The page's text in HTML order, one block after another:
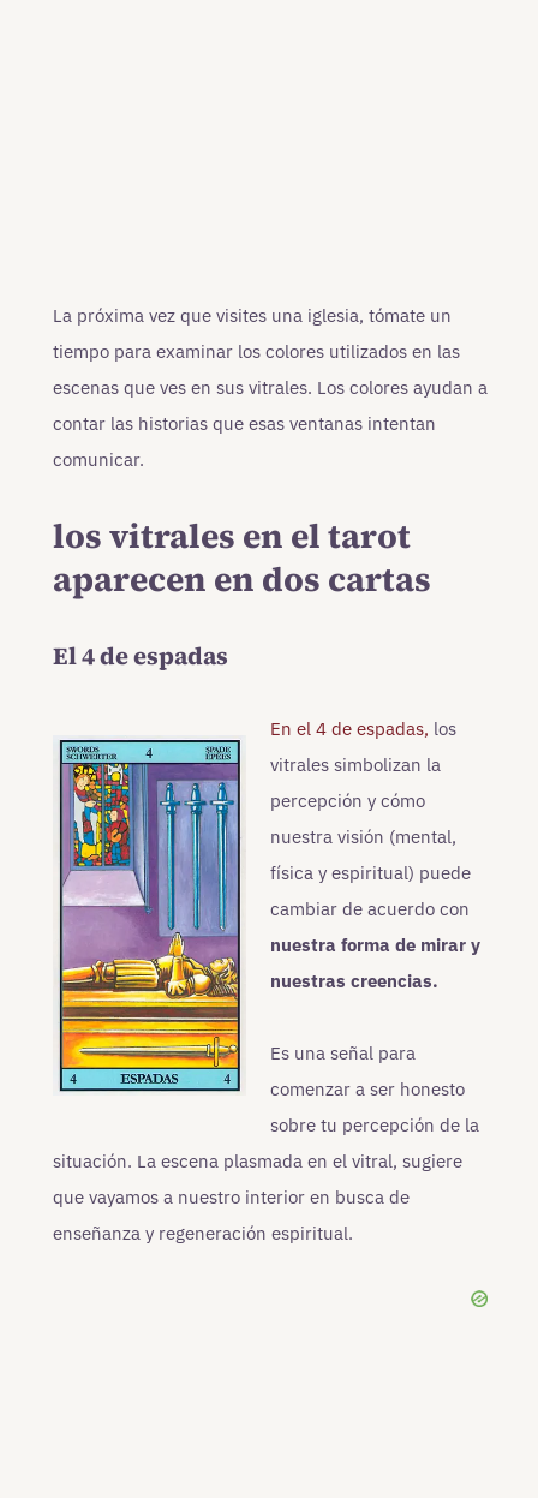
La próxima vez que visites una iglesia, tómate un
tiempo para examinar los colores utilizados en las
escenas que ves en sus vitrales. Los colores ayudan a
contar las historias que esas ventanas intentan
comunicar.
los vitrales en el tarot
aparecen en dos cartas
El 4 de espadas
En el 4 de espadas, los
vitrales simbolizan la
percepción y cómo
nuestra visión (mental,
física y espiritual) puede
cambiar de acuerdo con
nuestra forma de mirar y
nuestras creencias.
Es una señal para
comenzar a ser honesto
sobre tu percepción de la
situación. La escena plasmada en el vitral, sugiere
que vayamos a nuestro interior en busca de
enseñanza y regeneración espiritual.